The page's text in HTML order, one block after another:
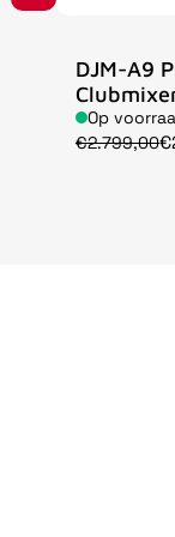
DJM-A9
Op
€2.799,00